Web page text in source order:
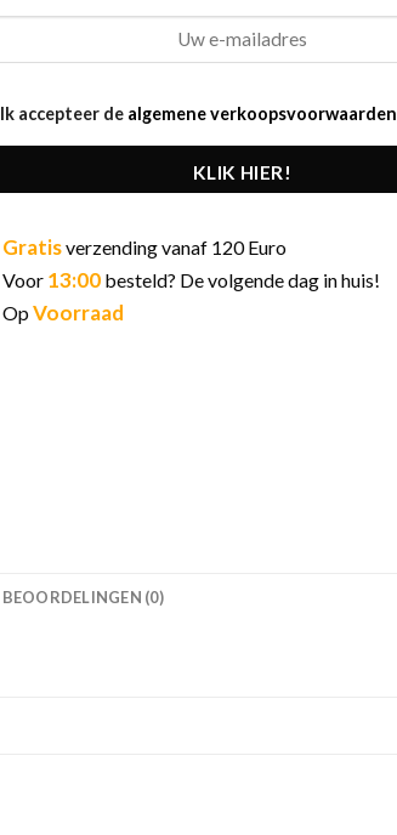
Ik accepteer de algemene verkoopsvoorwaarden
KLIK HIER!
Gratisverzending vanaf 120 Euro
Voor 13:00 besteld? De volgende dag in huis!
OpVoorraad
BEOORDELINGEN (0)